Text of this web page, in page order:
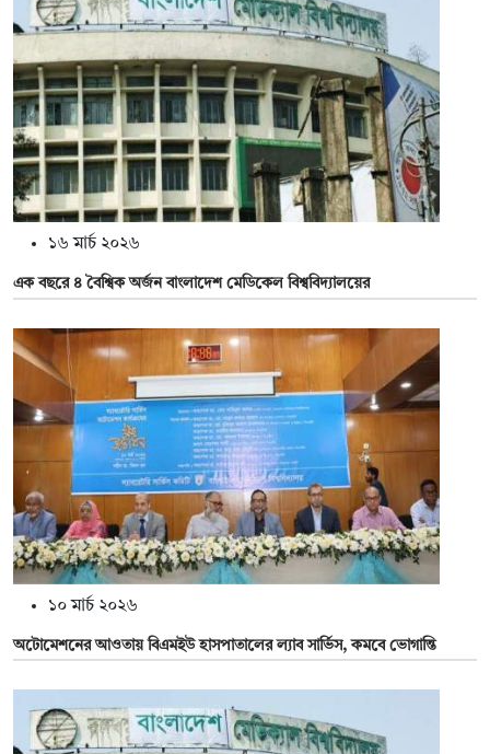
১৬ মার্চ ২০২৬
এক বছরে ৪ বৈশ্বিক অর্জন বাংলাদেশ মেডিকেল বিশ্ববিদ্যালয়ের
১০ মার্চ ২০২৬
অটোমেশনের আওতায় বিএমইউ হাসপাতালের ল্যাব সার্ভিস, কমবে ভোগান্তি